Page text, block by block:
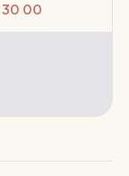
30 00